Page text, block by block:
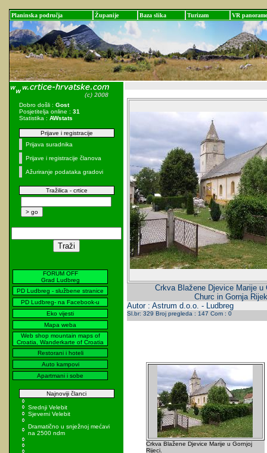
Planinska područja Županije Baza slika Turizam VR panorame
Dobro došli : Gost
Posjetitelja online : 31
Statistika : AWstats
Prijave i registracije
Prijava suradnika
Prijave i registracije članova
Ažuriranje podataka gradovi
Tražilica - crtice
FORUM OFF
Grad Ludbreg
PD Ludbreg - službene stranice
PD Ludbreg- na Facebook-u
Eko vijesti
Mapa weba
Web shop mountain maps of
Croatia, Wanderkarte of Croatia
Restorani i hoteli
Auto kampovi
Apartmani i sobe
Najnoviji članci
Srednji Velebit
Sjeverni Velebit
Dramatično u snježnoj mećavi
na 2500 ndm
Crkva Blažene Djevice Marije u
Churc in Gornja
Autor : Astrum d.o.o. - Ludbreg
Sl.br: 329 Broj pregleda : 147 Com : 0
Crkva Blažene Djevice Marije u Gornjoj
Rijeci.